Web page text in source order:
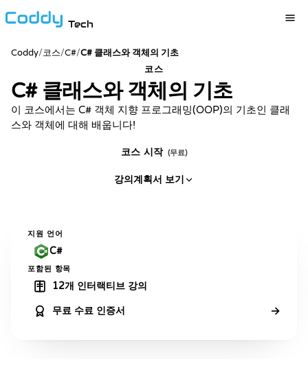
Tech
Coddy/코스/C#/C# 클래스와 객체의 기초
코스
C# 클래스와 객체의 기초
이 코스에서는 C# 객체 지향 프로그래밍(OOP)의 기초인 클래
스와 객체에 대해 배웁니다!
코스 시작 (무료)
강의계획서 보기
지원 언어
C#
포함된 항목
12개 인터랙티브 강의
무료 수료 인증서 →